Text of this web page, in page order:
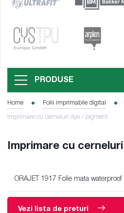
PRODUSE
Home Folii imprimabile digital
Imprimare cu cerneluri dye / pigment
Imprimare cu
ORAJET 1917 Folie mata waterproof
Vezi lista de preturi